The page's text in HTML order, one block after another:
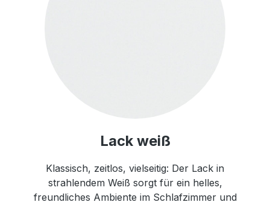
Lack weiß
Klassisch, zeitlos, vielseitig: Der Lack in
strahlendem Weiß sorgt für ein helles,
freundliches Ambiente im Schlafzimmer und